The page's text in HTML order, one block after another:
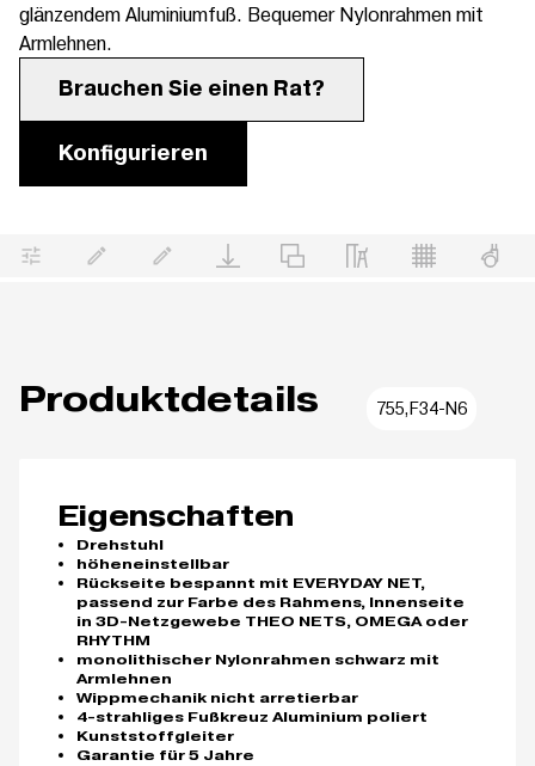
glänzendem Aluminiumfuß. Bequemer Nylonrahmen mit
Armlehnen.
Brauchen Sie einen Rat?
Konfigurieren
Produktdetails 755,F34-N6
Eigenschaften
Drehstuhl
höheneinstellbar
Rückseite bespannt mit EVERYDAY NET,
passend zur Farbe des Rahmens, Innenseite
in 3D-Netzgewebe THEO NETS, OMEGA oder
RHYTHM
monolithischer Nylonrahmen schwarz mit
Armlehnen
Wippmechanik nicht arretierbar
4-strahliges Fußkreuz Aluminium poliert
Kunststoffgleiter
Garantie für 5 Jahre